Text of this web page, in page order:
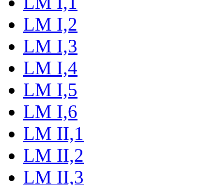
LM I,2
LM I,3
LM I,4
LM I,5
LM I,6
LM II,1
LM II,2
LM II,3